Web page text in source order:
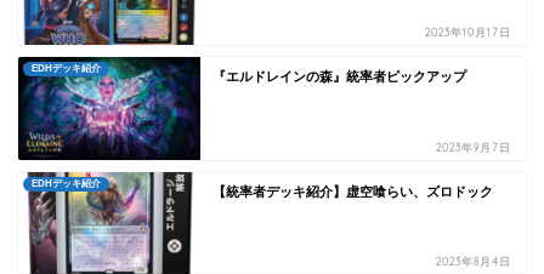
2023年10月17日
EDHデッキ紹介
『エルドレインの森』統率者ピックアップ
2023年9月7日
EDHデッキ紹介
【統率者デッキ紹介】虚空喰らい、ズロドック
2023年8月4日